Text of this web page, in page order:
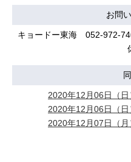
お問
キョードー東海 052-972-
2020年12月06日（
2020年12月06日（
2020年12月07日（